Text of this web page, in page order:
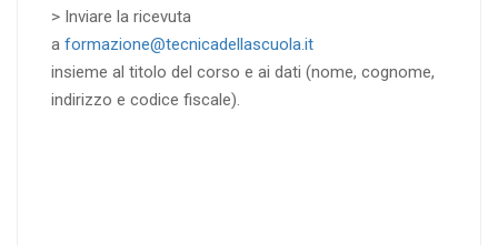
> Inviare la ricevuta
a formazione@tecnicadellascuola.it
insieme al titolo del corso e ai dati (nome, cognome,
indirizzo e codice fiscale).